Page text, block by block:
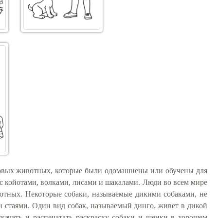
животных, которые были одомашнены или обучены для
койотами, волками, лисами и шакалами. Люди во всем мире
Некоторые собаки, называемые дикими собаками, не
Один вид собак, называемый динго, живет в дикой